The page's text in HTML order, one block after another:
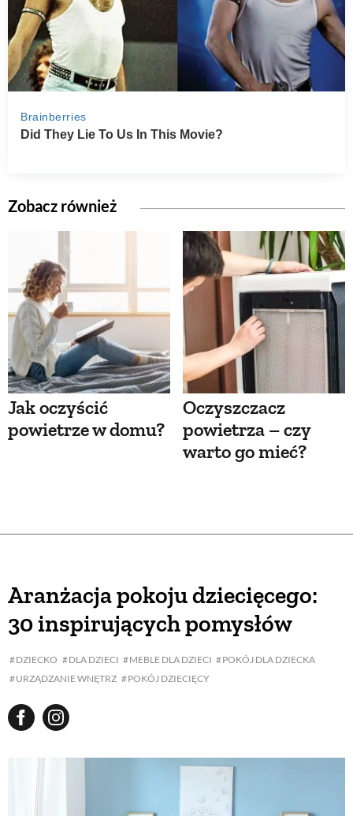
Zobacz również
Jak oczyścić
powietrze w domu?
Oczyszczacz
powietrza – czy
warto go mieć?
Aranżacja pokoju dziecięcego:
30 inspirujących pomysłów
DZIECKO DLA DZIECI MEBLE DLA DZIECI
POKÓJ DLA DZIECKA
URZĄDZANIE WNĘTRZ
POKÓJ DZIECIĘCY